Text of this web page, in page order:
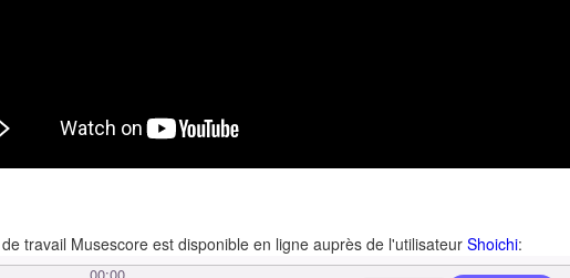
travail Musescore est disponible en ligne auprès de l'utilisateur Shoichi: